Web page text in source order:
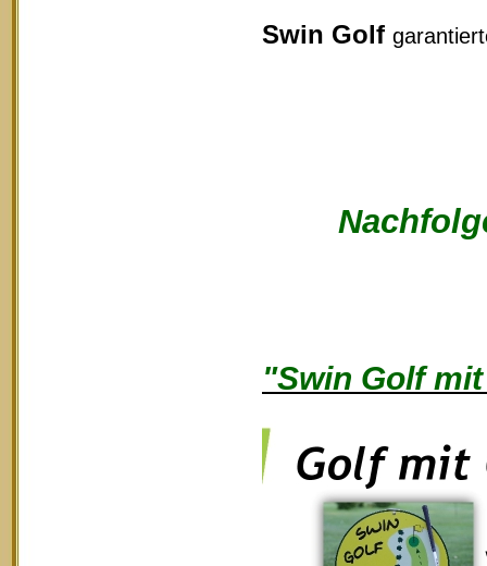
Swin Golf
"Swin Golf